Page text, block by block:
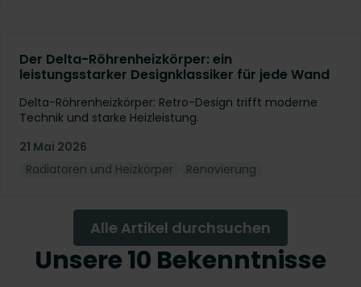
Der Delta-Röhrenheizkörper: ein
leistungsstarker Designklassiker für jede Wand
Delta-Röhrenheizkörper: Retro-Design trifft moderne
Technik und starke Heizleistung.
21 Mai 2026
Radiatoren und Heizkörper
Renovierung
Alle Artikel durchsuchen
Unsere 10 Bekenntnisse